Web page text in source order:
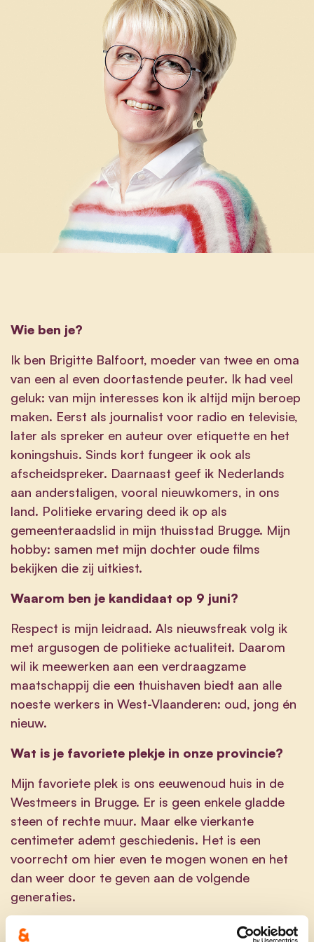
Wie ben je?
Ik ben Brigitte Balfoort, moeder van twee en oma
van een al even doortastende peuter. Ik had veel
geluk: van mijn interesses kon ik altijd mijn beroep
maken. Eerst als journalist voor radio en televisie,
later als spreker en auteur over etiquette en het
koningshuis. Sinds kort fungeer ik ook als
afscheidspreker. Daarnaast geef ik Nederlands
aan anderstaligen, vooral nieuwkomers, in ons
land. Politieke ervaring deed ik op als
gemeenteraadslid in mijn thuisstad Brugge. Mijn
hobby: samen met mijn dochter oude films
bekijken die zij uitkiest.
Waarom ben je kandidaat op 9 juni?
Respect is mijn leidraad. Als nieuwsfreak volg ik
met argusogen de politieke actualiteit. Daarom
wil ik meewerken aan een verdraagzame
maatschappij die een thuishaven biedt aan alle
noeste werkers in West-Vlaanderen: oud, jong én
nieuw.
Wat is je favoriete plekje in onze provincie?
Mijn favoriete plek is ons eeuwenoud huis in de
Westmeers in Brugge. Er is geen enkele gladde
steen of rechte muur. Maar elke vierkante
centimeter ademt geschiedenis. Het is een
voorrecht om hier even te mogen wonen en het
dan weer door te geven aan de volgende
generaties.